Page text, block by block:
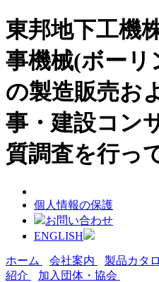
東邦地下工機
事機械(ボー
の製造販売お
事・建設コン
質調査を行っ
個人情報の保護
お問い合わせ
ENGLISH
ホーム 会社案内 製品カタ
紹介
加入団体・協会